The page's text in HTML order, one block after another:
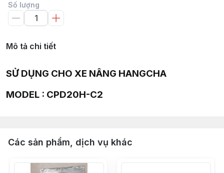
Số lượng
Mô tả chi tiết
SỬ DỤNG CHO XE NÂNG HANGCHA
MODEL : CPD20H-C2
Các sản phẩm, dịch vụ khác